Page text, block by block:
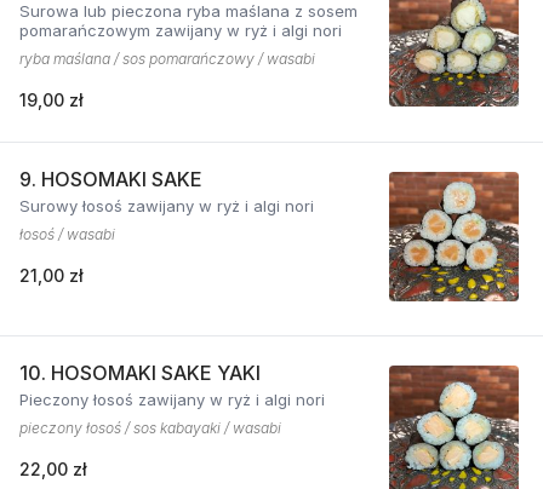
Surowa lub pieczona ryba maślana z sosem
pomarańczowym zawijany w ryż i algi nori
ryba maślana / sos pomarańczowy / wasabi
19,00 zł
9. HOSOMAKI SAKE
Surowy łosoś zawijany w ryż i algi nori
łosoś / wasabi
21,00 zł
10. HOSOMAKI SAKE YAKI
Pieczony łosoś zawijany w ryż i algi nori
pieczony łosoś / sos kabayaki / wasabi
22,00 zł